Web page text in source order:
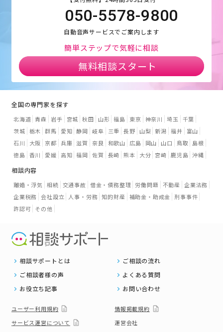
050-5578-9800
自動音声サービスでご案内します
簡単ステップで気軽に相談
無料相談スタート
全国の専門家を探す
北海道 青森 岩手 宮城 秋田 山形 福島 東京 神奈川 埼玉
千葉
茨城 栃木 群馬 愛知 静岡 岐阜 三重 長野 山梨 新潟 福井
富山
石川
大阪 京都 兵庫 滋賀 奈良 和歌山 広島 岡山 山口 鳥取
島根
徳島 香川 愛媛 高知 福岡 佐賀 長崎 熊本 大分 宮崎 鹿児島 沖縄
相談内容
離婚・浮気 相続 交通事故 借金・債務整理 労働問題 不動産 企業法務
企業税務 会社設立 人事・労務 知的財産 補助金・助成金 刑事事件
許認可 その他
相談サポートとは
ご相談の流れ
ご相談者様の声
よくある質問
お役立ち記事
お問い合わせ
ユーザー利用規約
情報掲載規約
サービス運営について
運営会社